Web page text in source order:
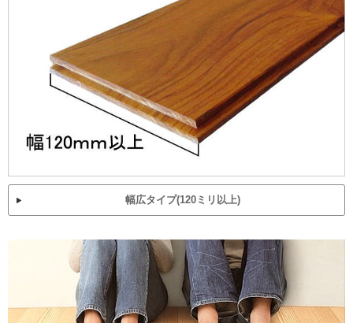
幅広タイプ(120ミリ以上)